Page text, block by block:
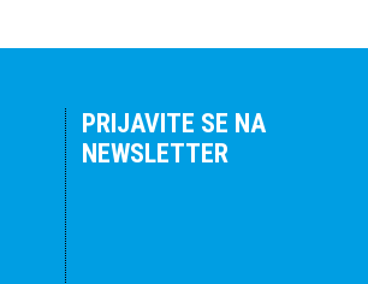
PRIJAVITE SE NA
NEWSLETTER